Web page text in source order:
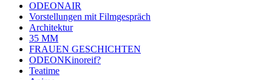
ODEONAIR
Vorstellungen mit Filmgespräch
Architektur
35 MM
FRAUEN GESCHICHTEN
ODEONKinoreif?
Teatime